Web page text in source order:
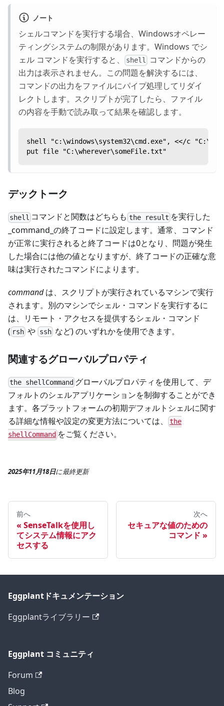
ノート
シェルコマンドを実行する場合、Windowsオペレー
ティングシステムの制限があります。Windows でシ
ェル コマンドを実行すると、
shell
コマンドからの
出力は表示されません。この問題を解決するには、
コマンドの出力をファイルにパイプ処理してリダイ
レクトします。スクリプトが完了したら、ファイル
の内容を手動で読み取って結果を確認します。
shell "c:\windows\system32\cmd.exe", <</c
put file "C:\wherever\someFile.txt"
デックトーク
shell コマンドと関数はどちらも the result を実行した
_command_の終了コードに設定します。通常、コマンド
が正常に実行されると終了コードは0となり、問題が発生
した場合には他の値となりますが、終了コードの正確な意
味は実行されたコマンドによります。
commandは、スクリプトが実行されているマシンで実行
されます。別のマシンでシェル・コマンドを実行するに
は、リモート・アクセスを提供するシェル・コマンド
( rsh や sshなど) のいずれかを使用できます。
関連するグローバルプロパティ
the shellCommand グローバルプロパティを使用して、デ
フォルトのシェルアプリケーションを制御することができ
ます。各プラットフォームの初期デフォルトシェルに関す
る詳細な情報や設定の変更方法については、
the
shellCommand をご覧ください。
2025年11月18日に最終更新
前へ
SenseTalkを使用し
てシステム情報にアク
セスする
次へ
セキュアな値のための
コマンド
Eggplantドキュメンテーション
Eggplantライブラリー
Eggplant コミュニティ
Forum
Blog